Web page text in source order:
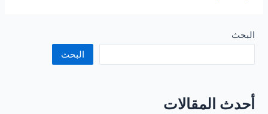
بالدمام
البحث
البحث
أحدث المقالات